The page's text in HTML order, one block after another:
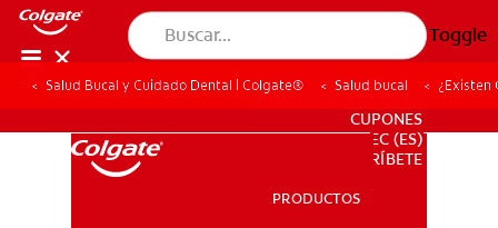
Toggle
PARA PROFESIONALES
CUPONES
EC (ES)
SUSCRÍBETE
PRODUCTOS
Salud Bucal y Cuidado Dental | Colgate® Salud bucal ¿Existen